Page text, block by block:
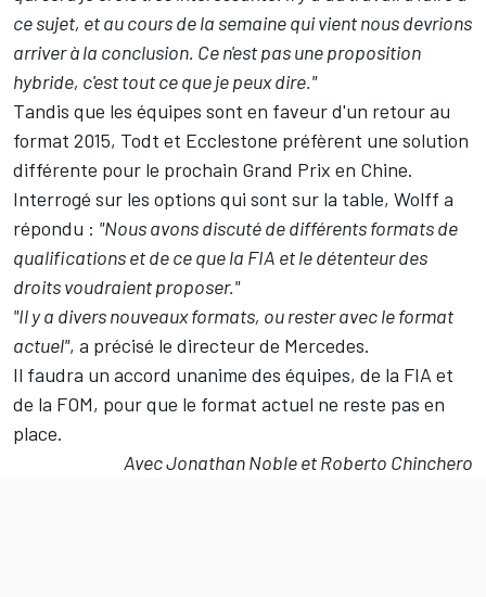
ce sujet, et au cours de la semaine qui vient nous devrions
arriver à la conclusion. Ce n'est pas une proposition
hybride, c'est tout ce que je peux dire."
Tandis que les équipes sont en faveur d'un retour au
format 2015, Todt et Ecclestone préfèrent une solution
différente pour le prochain Grand Prix en Chine.
Interrogé sur les options qui sont sur la table, Wolff a
répondu : "Nous avons discuté de différents formats de
qualifications et de ce que la FIA et le détenteur des
droits voudraient proposer."
"Il y a divers nouveaux formats, ou rester avec le format
actuel", a précisé le directeur de Mercedes.
Il faudra un accord unanime des équipes, de la FIA et
de la FOM, pour que le format actuel ne reste pas en
place.
Avec Jonathan Noble et Roberto Chinchero